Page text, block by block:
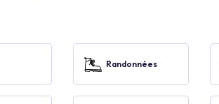
Randonnées